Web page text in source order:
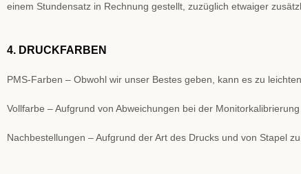
einem Stundensatz in Rechnung gestellt, zuzüglich etwaiger
4. DRUCKFARBEN
PMS-Farben – Obwohl wir unser Bestes geben, kann es zu
Vollfarbe – Aufgrund von Abweichungen bei der
Nachbestellungen – Aufgrund der Art des Drucks und von Stapel